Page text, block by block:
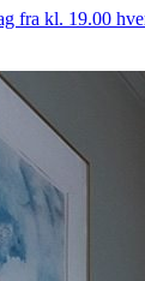
fra kl. 19.00